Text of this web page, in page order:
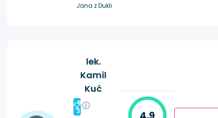
Jana z Dukli
lek.
Kamil
Kuć
#
3